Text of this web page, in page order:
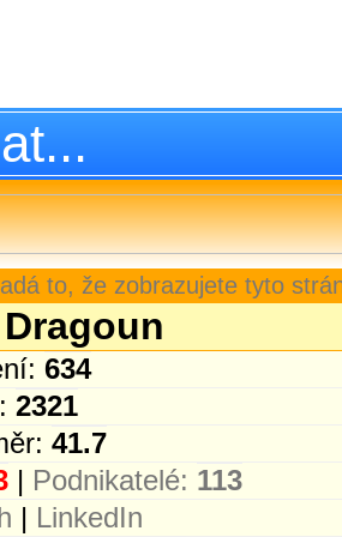
to, že zobrazujete tyto
634
2321
41.7
| Podnikatelé: 113
| LinkedIn